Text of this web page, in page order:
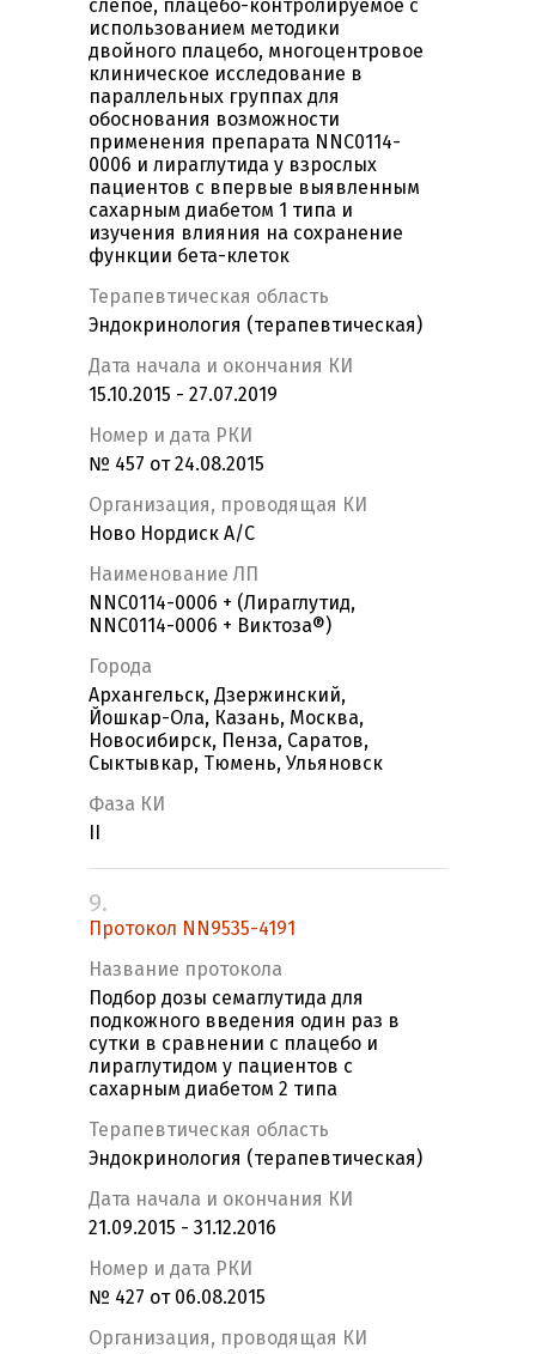
слепое, плацебо-контролируемое c
использованием методики
двойного плацебо, многоцентровое
клиническое исследование в
параллельных группах для
обоснования возможности
применения препарата NNC0114-
0006 и лираглутида у взрослых
пациентов с впервые выявленным
сахарным диабетом 1 типа и
изучения влияния на сохранение
функции бета-клеток
Терапевтическая область
Эндокринология (терапевтическая)
Дата начала и окончания КИ
15.10.2015 - 27.07.2019
Номер и дата РКИ
№ 457 от 24.08.2015
Организация, проводящая КИ
Ново Нордиск А/С
Наименование ЛП
NNC0114-0006 + (Лираглутид,
NNC0114-0006 + Виктоза®)
Города
Архангельск, Дзержинский,
Йошкар-Ола, Казань, Москва,
Новосибирск, Пенза, Саратов,
Сыктывкар, Тюмень, Ульяновск
Фаза КИ
9.
Протокол NN9535-4191
Название протокола
Подбор дозы семаглутида для
подкожного введения один раз в
сутки в сравнении с плацебо и
лираглутидом у пациентов с
сахарным диабетом 2 типа
Терапевтическая область
Эндокринология (терапевтическая)
Дата начала и окончания КИ
21.09.2015 - 31.12.2016
Номер и дата РКИ
№ 427 от 06.08.2015
Организация, проводящая КИ